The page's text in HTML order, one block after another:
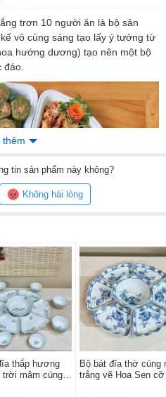
trơn 10 người ăn là bộ sản
vô cùng sáng tạo lấy ý tưởng từ
hướng dương) tạo nên một bộ
tô. Bộ đĩa được thiết dáng như
đĩa sâu đảm bảo để được
của người sử dụng. Bát tô
viền miệng uống lượn rất
lợi và thích hợp để các món
thêm
tin sản phẩm này không?
Không hài lòng
thắp hương
trời mâm cúng
Bộ bát đĩa thờ cúng
trắng vẽ Hoa Sen cỡ